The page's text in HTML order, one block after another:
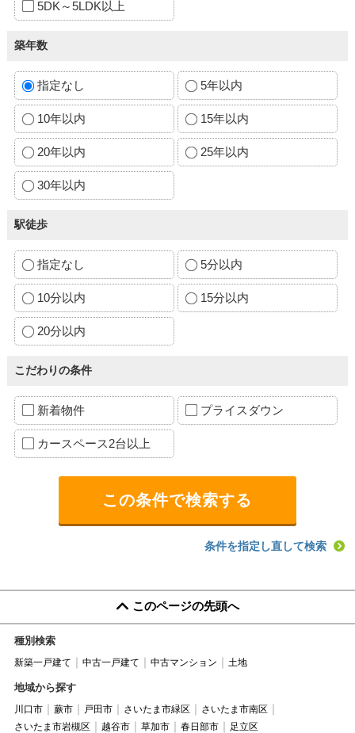
5DK～5LDK以上
築年数
指定なし 5年以内
10年以内 15年以内
20年以内 25年以内
30年以内
駅徒歩
指定なし 5分以内
10分以内 15分以内
20分以内
こだわりの条件
新着物件 プライスダウン
カースペース2台以上
条件を指定し直して検索
このページの先頭へ
種別検索
新築一戸建て 中古一戸建て 中古マンション 土地
地域から探す
川口市 蕨市 戸田市 さいたま市緑区
さいたま市南区
さいたま市岩槻区
越谷市 草加市 春日部市 足立区